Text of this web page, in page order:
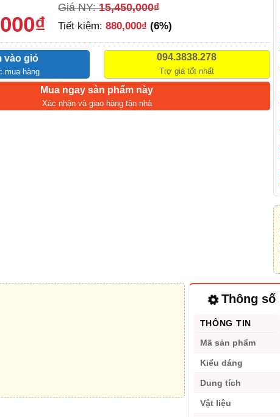
₫
Giá NY:15,450,000₫
Tiết kiệm: 880,000₫ (6%)
vào giỏ
mua hàng
094.3838.278
Trợ giá tốt nhất
Mua ngay sản phẩm này
Xác nhận và giao hàng tận nhà
Thông số
THÔNG TIN
Mã sản phẩm
Kiểu dáng
Dung tích
Vật liệu